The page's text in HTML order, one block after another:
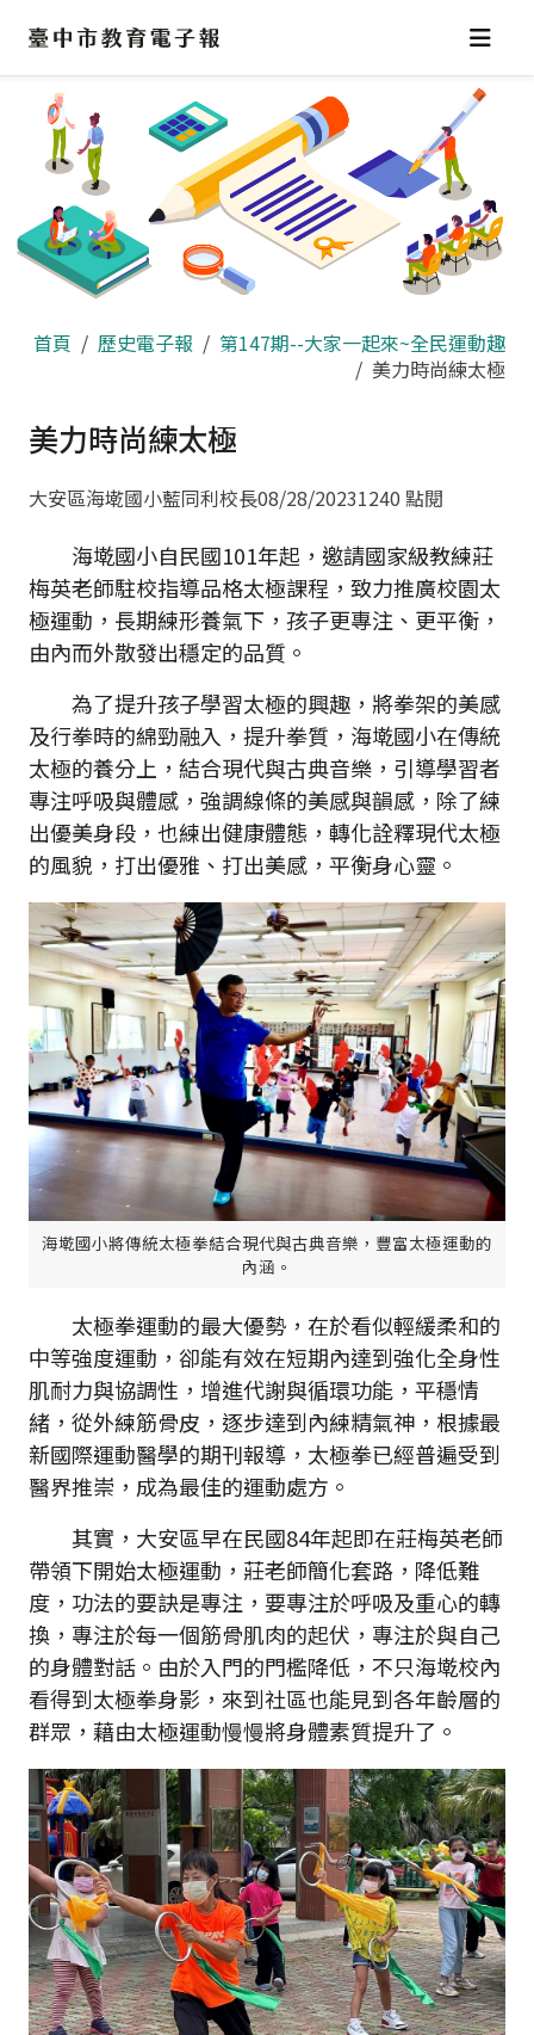
區
首頁 歷史電子報
第147期--大家一起來~全民運動趣
美力時尚練太極
美力時尚練太極
大安區海墘國小藍同利校長08/28/20231240 點閱
海墘國小自民國101年起，邀請國家級教練莊
梅英老師駐校指導品格太極課程，致力推廣校園太
極運動，長期練形養氣下，孩子更專注、更平衡，
由內而外散發出穩定的品質。
為了提升孩子學習太極的興趣，將拳架的美感
及行拳時的綿勁融入，提升拳質，海墘國小在傳統
太極的養分上，結合現代與古典音樂，引導學習者
專注呼吸與體感，強調線條的美感與韻感，除了練
出優美身段，也練出健康體態，轉化詮釋現代太極
的風貌，打出優雅、打出美感，平衡身心靈。
海墘國小將傳統太極拳結合現代與古典音樂，豐富太極運動的
內涵。
太極拳運動的最大優勢，在於看似輕緩柔和的
中等強度運動，卻能有效在短期內達到強化全身性
肌耐力與協調性，增進代謝與循環功能，平穩情
緒，從外練筋骨皮，逐步達到內練精氣神，根據最
新國際運動醫學的期刊報導，太極拳已經普遍受到
醫界推崇，成為最佳的運動處方。
其實，大安區早在民國84年起即在莊梅英老師
帶領下開始太極運動，莊老師簡化套路，降低難
度，功法的要訣是專注，要專注於呼吸及重心的轉
換，專注於每一個筋骨肌肉的起伏，專注於與自己
的身體對話。由於入門的門檻降低，不只海墘校內
看得到太極拳身影，來到社區也能見到各年齡層的
群眾，藉由太極運動慢慢將身體素質提升了。